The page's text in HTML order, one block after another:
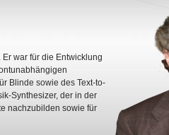
war für die Entwicklung
Blinde sowie des Text-to-
Synthesizer, der in der
nachzubilden sowie für